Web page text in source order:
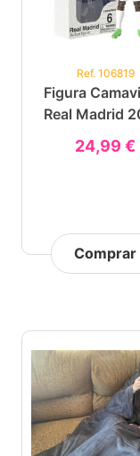
Ref. 106819
Figura
Real Madrid
24,99 €
Comprar